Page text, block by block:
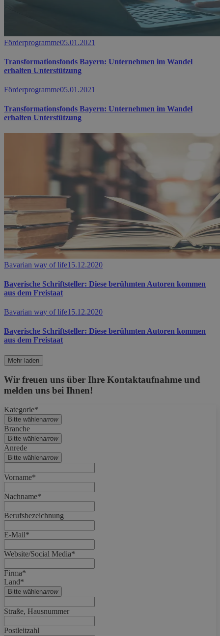
Förderprogramme05.01.2021
Transformationsfonds Bayern: Unternehmen im Wandel
erhalten Unterstützung
Förderprogramme05.01.2021
Transformationsfonds Bayern: Unternehmen im Wandel
erhalten Unterstützung
Bavarian way of life15.12.2020
Bayerische Schriftsteller: Diese berühmten Autoren kommen
aus dem Freistaat
Bavarian way of life15.12.2020
Bayerische Schriftsteller: Diese berühmten Autoren kommen
aus dem Freistaat
Mehr laden
Wir freuen uns über Ihre Kontaktaufnahme und
melden uns bei Ihnen!
Kategorie*
Bitte wählenarrow
Branche
Bitte wählenarrow
Anrede
Bitte wählenarrow
Vorname*
Nachname*
Berufsbezeichnung
E-Mail*
Website/Social Media*
Firma*
Land*
Bitte wählenarrow
Straße, Hausnummer
Postleitzahl